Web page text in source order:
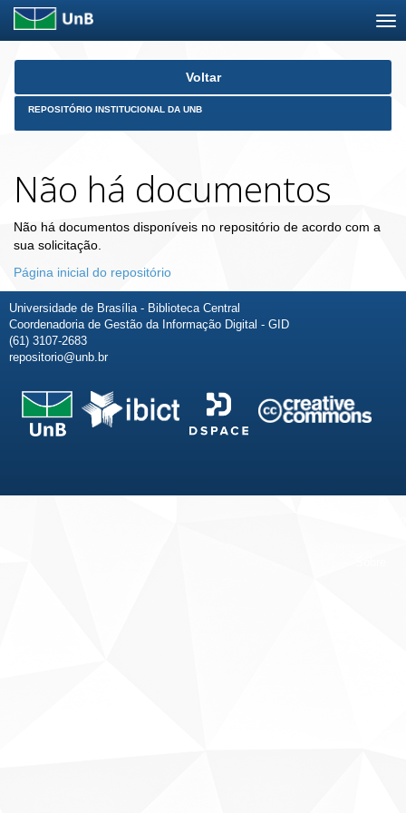
Skip
Voltar
REPOSITÓRIO INSTITUCIONAL DA UNB
Não há documentos
Não há documentos disponíveis no repositório de acordo com a
sua solicitação.
Página inicial do repositório
Universidade de Brasília - Biblioteca Central
Coordenadoria de Gestão da Informação Digital - GID
(61) 3107-2683
repositorio@unb.br